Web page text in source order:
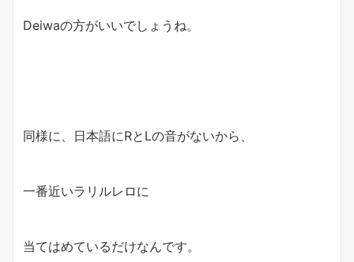
Deiwaの方がいいでしょうね。
同様に、日本語にRとLの音がないから、
一番近いラリルレロに
当てはめているだけなんです。